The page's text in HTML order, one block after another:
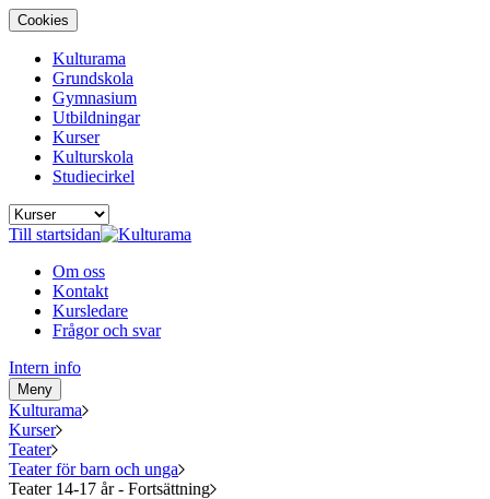
Cookies
Kulturama
Grundskola
Gymnasium
Utbildningar
Kurser
Kulturskola
Studiecirkel
Till startsidan
Om oss
Kontakt
Kursledare
Frågor och svar
Intern info
Meny
Kulturama
Kurser
Teater
Teater för barn och unga
Teater 14-17 år - Fortsättning